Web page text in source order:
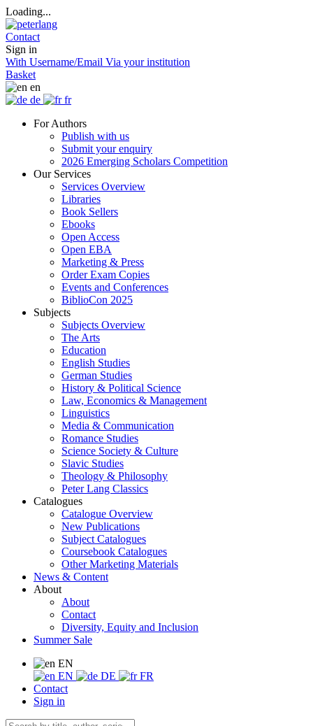
Loading...
Contact
Sign in
With Username/Email Via your institution
Basket
en
de
fr
For Authors
Publish with us
Submit your enquiry
2026 Emerging Scholars Competition
Our Services
Services Overview
Libraries
Book Sellers
Ebooks
Open Access
Open EBA
Marketing & Press
Order Exam Copies
Events and Conferences
BiblioCon 2025
Subjects
Subjects Overview
The Arts
Education
English Studies
German Studies
History & Political Science
Law, Economics & Management
Linguistics
Media & Communication
Romance Studies
Science Society & Culture
Slavic Studies
Theology & Philosophy
Peter Lang Classics
Catalogues
Catalogue Overview
New Publications
Subject Catalogues
Coursebook Catalogues
Other Marketing Materials
News & Content
About
About
Contact
Diversity, Equity and Inclusion
Summer Sale
EN
EN
DE
FR
Contact
Sign in